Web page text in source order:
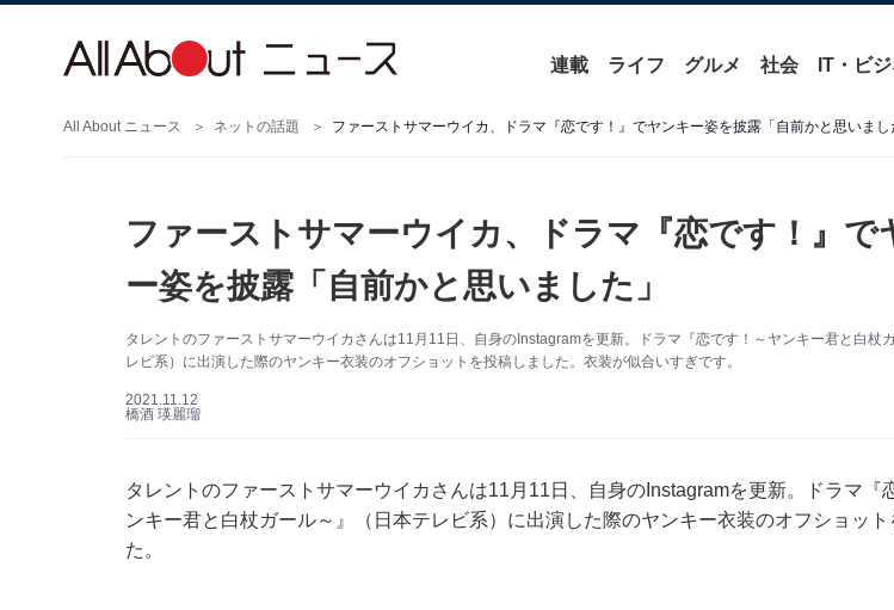
連載 ライフ グルメ 社会 IT・ビ
All About ニュース ネットの話題 ファーストサマーウイカ、ドラマ『恋です！』でヤンキー姿を披露「自前かと思いまし
ファーストサマーウイカ、ドラマ『恋です！』で
ー姿を披露「自前かと思いました」
タレントのファーストサマーウイカさんは11月11日、自身のInstagramを更新。ドラマ『恋です！～ヤンキー君と白杖
レビ系）に出演した際のヤンキー衣装のオフショットを投稿しました。衣装が似合いすぎです。
2021.11.12
橋酒 瑛麗瑠
タレントのファーストサマーウイカさんは11月11日、自身のInstagramを更新。ドラマ『
ンキー君と白杖ガール～』（日本テレビ系）に出演した際のヤンキー衣装のオフショット
た。